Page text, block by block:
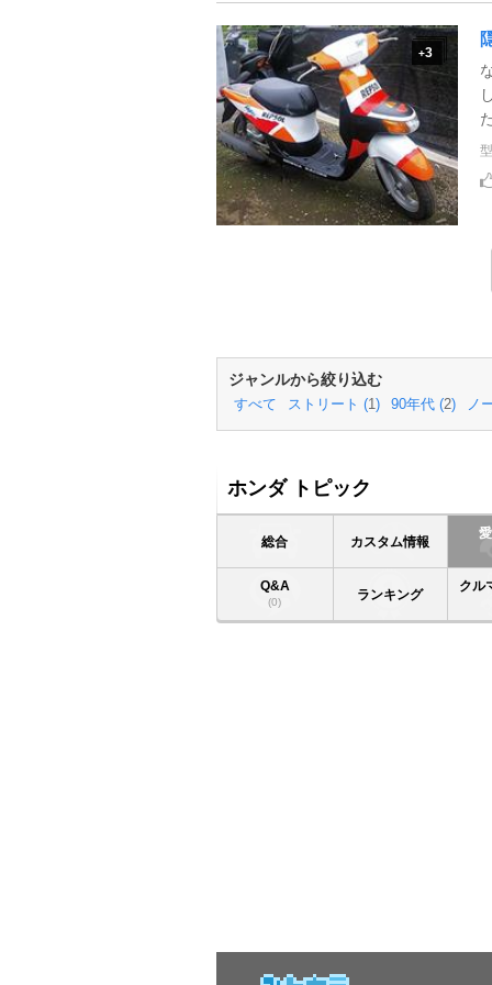
+3
ジャンルから絞り込む
すべて ストリート (1) 90年代 (2) ノ
ホンダ トピック
総合 カスタム情報
Q&A
(0) ランキング
クル